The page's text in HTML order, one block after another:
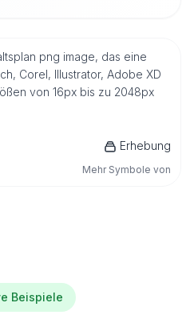
png image, das eine
Corel, Illustrator, Adobe XD
von 16px bis zu 2048px
Erhebung
Mehr Symbole von
Beispiele